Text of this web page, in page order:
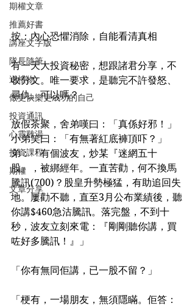
期權文章
推薦好書
講座文字版
隊長隨筆
送禮物
做更快樂更成功的自己
投資通訊
心靈雞湯
投資課程
期權
文章分享
按：內心恐懼消除，自能看清真相
有一天大投資秘密，想跟諸君分享，不
收分文。唯一要求，是聽完不許發怒、
尋仇。可以嗎？
放假茶聚，舍弟嘆曰：「真係好邪！」
小弟笑曰：「有無著紅底褲頂吓？」
弟：「有個波友，炒某『迷網五十
股』，被綁經年。一直苦勸，何不換馬
騰訊(700)？股皇升勢極猛，有助追回失
地。屢勸不聽，直至3月公布業績後，聽
你講$460急沽騰訊。落完盤，不到十
秒，波友立刻來電：『剛剛聽你講，買
咗好多騰訊！』」
「你有無同佢講，已一股不留？」
「梗有，一場朋友，無須隱瞞。佢答：